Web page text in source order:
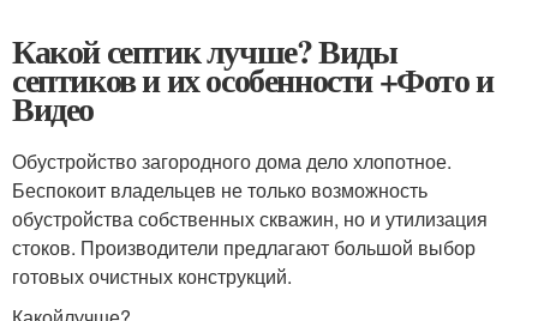
Какой септик лучше? Виды
септиков и их особенности +Фото и
Видео
Обустройство загородного дома дело хлопотное.
Беспокоит владельцев не только возможность
обустройства собственных скважин, но и утилизация
стоков. Производители предлагают большой выбор
готовых очистных конструкций.